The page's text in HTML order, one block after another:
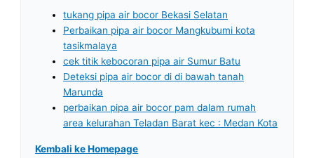
tukang pipa air bocor Bekasi Selatan
Perbaikan pipa air bocor Mangkubumi kota
tasikmalaya
cek titik kebocoran pipa air Sumur Batu
Deteksi pipa air bocor di di bawah tanah
Marunda
perbaikan pipa air bocor pam dalam rumah
area kelurahan Teladan Barat kec : Medan Kota
Kembali ke Homepage